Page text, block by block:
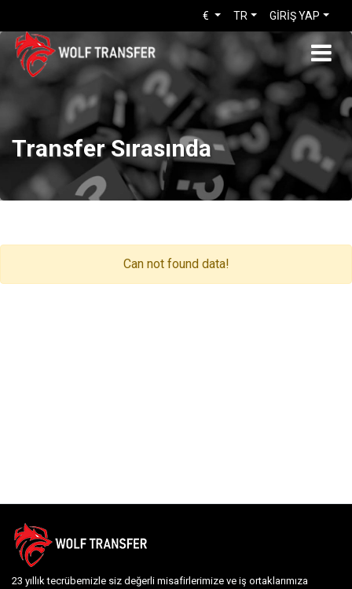
GİRİŞ YAP
TR
€
Transfer Sırasında
Can not found data!
23 yıllık tecrübemizle siz değerli misafirlerimize ve iş ortaklarımıza